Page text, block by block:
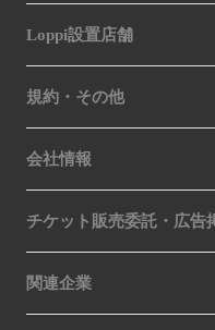
Loppi設置店舗
規約・その他
会社情報
チケット販売委託・広告
関連企業